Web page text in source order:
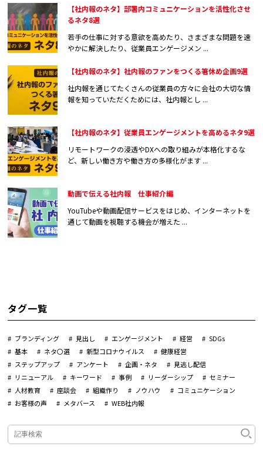
【社内報のネタ】部署内コミュニケーションを活性化させ
るネタ8選
若手の仕事に対する意欲を高めたり、さまざまな問題を速
やかに解決したり、従業員エンゲージメン ...
【社内報のネタ】社内報のファンをつくる箸休め企画9選
社内報を通じてたくさんの従業員の方々に会社の大切な情
報を知っていただくためには、社内報とし ...
【社内報のネタ】従業員エンゲージメントを高めるネタ9選
リモートワークの浸透やDXへの取り組みが本格化するな
ど、新しい働き方や働き方の多様化がます ...
動画で伝える社内報 仕事紹介編
YouTubeや動画配信サービスをはじめ、インターネットを
通じて動画を視聴する機会が増えた ...
タグ一覧
ブランディング 見出し エンゲージメント 経営
SDGs
基本
ネタ〇選 新型コロナウイルス
健康経営
ステップアップ
アンケート 企画・ネタ
見逃し配信
リニューアル
キーワード 事例 リーダーシップ
セミナー
人材教育
座談会 組織作り ノウハウ
コミュニケーション
お客様の声
メタバース WEB社内報